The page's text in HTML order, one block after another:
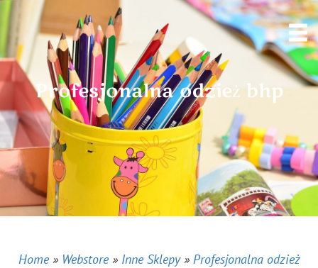
Profesjonalna odzież bhp
Home» Webstore» Inne Sklepy» Profesjonalna odzież